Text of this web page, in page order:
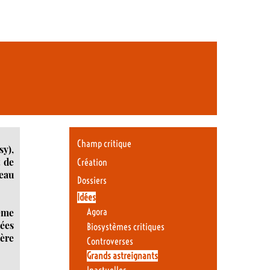
de
Champ critique
Création
Dossiers
Idées
Agora
Biosystèmes critiques
Controverses
Grands astreignants